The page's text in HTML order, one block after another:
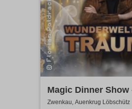
Magic Dinner Show
WUNDERWELT
Zwenkau, Auenkrug Löbschütz